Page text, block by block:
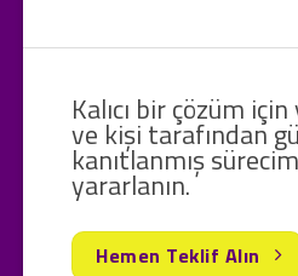
Kalıcı bir çözüm
ve kişi tarafından
kanıtlanmış
yararlanın.
Hemen Teklif Alın